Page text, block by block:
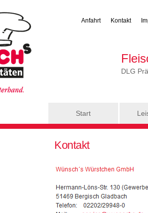
Anfahrt Kontakt
DLG
Start
Kontakt